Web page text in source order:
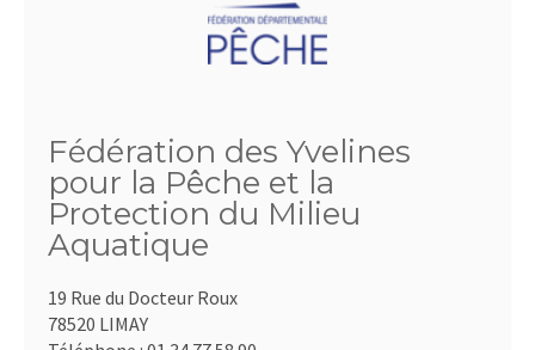
Fédération des Yvelines
pour la Pêche et la
Protection du Milieu
Aquatique
19 Rue du Docteur Roux
78520 LIMAY